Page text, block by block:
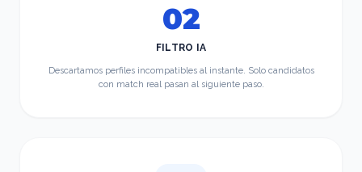
02
FILTRO IA
Descartamos perfiles incompatibles al instante. Solo candidatos
con match real pasan al siguiente paso.